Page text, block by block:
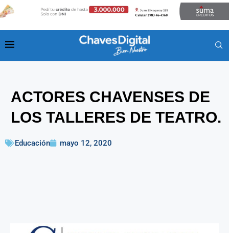
ACTORES CHAVENSES DE
LOS TALLERES DE TEATRO.
Educación mayo 12, 2020